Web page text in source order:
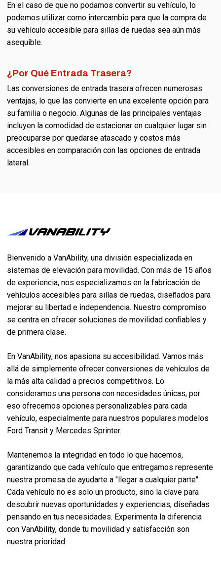
En el caso de que no podamos convertir su vehículo, lo
podemos utilizar como intercambio para que la compra de
su vehículo accesible para sillas de ruedas sea aún más
asequible.
¿Por Qué Entrada Trasera?
Las conversiones de entrada trasera ofrecen numerosas
ventajas, lo que las convierte en una excelente opción para
su familia o negocio. Algunas de las principales ventajas
incluyen la comodidad de estacionar en cualquier lugar sin
preocuparse por quedarse atascado y costos más
accesibles en comparación con las opciones de entrada
lateral.
Bienvenido a VanAbility, una división especializada en
sistemas de elevación para movilidad. Con más de 15 años
de experiencia, nos especializamos en la fabricación de
vehículos accesibles para sillas de ruedas, diseñados para
mejorar su libertad e independencia. Nuestro compromiso
se centra en ofrecer soluciones de movilidad confiables y
de primera clase.
En VanAbility, nos apasiona su accesibilidad. Vamos más
allá de simplemente ofrecer conversiones de vehículos de
la más alta calidad a precios competitivos. Lo
consideramos una persona con necesidades únicas, por
eso ofrecemos opciones personalizables para cada
vehículo, especialmente para nuestros populares modelos
Ford Transit y Mercedes Sprinter.
Mantenemos la integridad en todo lo que hacemos,
garantizando que cada vehículo que entregamos represente
nuestra promesa de ayudarte a "llegar a cualquier parte".
Cada vehículo no es solo un producto, sino la clave para
descubrir nuevas oportunidades y experiencias, diseñadas
pensando en tus necesidades. Experimenta la diferencia
con VanAbility, donde tu movilidad y satisfacción son
nuestra prioridad.